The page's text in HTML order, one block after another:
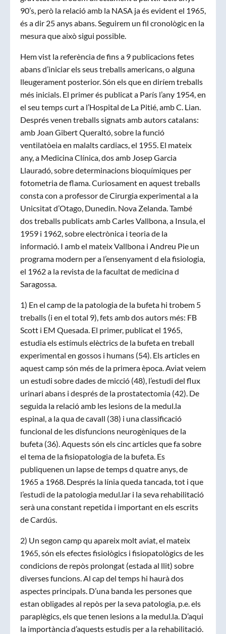
90’s, però la relació amb la NASA ja és evident el 1965,
és a dir 25 anys abans. Seguirem un fil cronològic en la
mesura que això sigui possible.
Hem vist la referència de fins a 9 publicacions fetes
abans d’iniciar els seus treballs americans, o alguna
lleugerament posterior. Són els que en diríem treballs
més inicials. El primer és publicat a París l’any 1954, en
el seu temps curt a l’Hospital de La Pitié, amb C. Lian.
Després venen treballs signats amb autors catalans:
amb Joan Gibert Queraltó, sobre la funció
ventilatòeia en malalts cardiacs, el 1955. El mateix
any, a Medicina Clínica, dos amb Josep Garcia
Llauradó, sobre determinacions bioquímiques per
fotometria de flama. Curiosament en aquest treballs
consta con a professor de Cirurgia experimental a la
Unicsitat d’Otago, Dunedin. Nova Zelanda. També
dos treballs publicats amb Carles Vallbona, a Insula, el
1959 i 1962, sobre electrònica i teoria de la
informació. I amb el mateix Vallbona i Andreu Pie un
programa modern per a l’ensenyament d ela fisiologia,
el 1962 a la revista de la facultat de medicina d
Saragossa.
1) En el camp de la patologia de la bufeta hi trobem 5
treballs (i en el total 9), fets amb dos autors més: FB
Scott i EM Quesada. El primer, publicat el 1965,
estudia els estímuls elèctrics de la bufeta en treball
experimental en gossos i humans (54). Els articles en
aquest camp són més de la primera època. Aviat veiem
un estudi sobre dades de micció (48), l’estudi del flux
urinari abans i després de la prostatectomia (42). De
seguida la relació amb les lesions de la medul.la
espinal, a la qua de cavall (38) i una classificació
funcional de les disfuncions neurogèniques de la
bufeta (36). Aquests són els cinc articles que fa sobre
el tema de la fisiopatologia de la bufeta. Es
publiquenen un lapse de temps d quatre anys, de
1965 a 1968. Després la línia queda tancada, tot i que
l’estudi de la patologia medul.lar i la seva rehabilitació
serà una constant repetida i important en els escrits
de Cardús.
2) Un segon camp qu apareix molt aviat, el mateix
1965, són els efectes fisiològics i fisiopatològics de les
condicions de repòs prolongat (estada al llit) sobre
diverses funcions. Al cap del temps hi haurà dos
aspectes principals. D’una banda les persones que
estan obligades al repòs per la seva patologia, p.e. els
paraplègics, els que tenen lesions a la medul.la. D’aqui
la importància d’aquests estudis per a la rehabilitació.